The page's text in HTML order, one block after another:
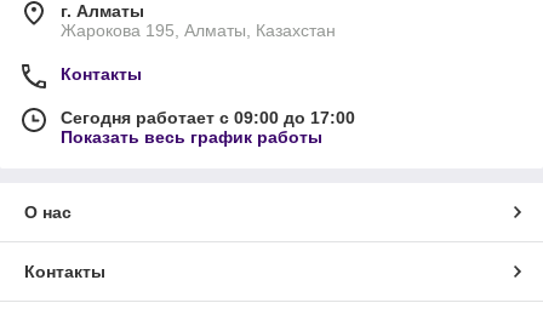
г. Алматы
Жарокова 195, Алматы, Казахстан
Контакты
Сегодня работает с 09:00 до 17:00
Показать весь график работы
О нас
Контакты